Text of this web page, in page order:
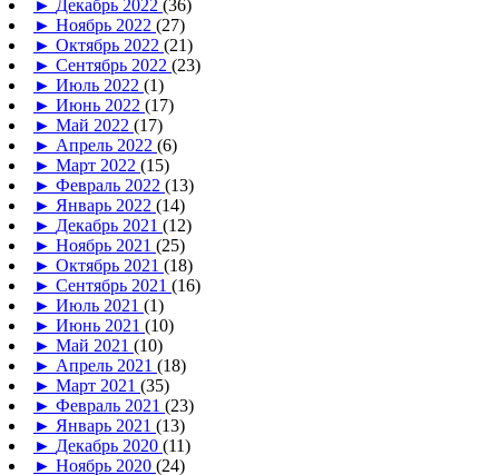
► Декабрь 2022 (36)
► Ноябрь 2022 (27)
► Октябрь 2022 (21)
► Сентябрь 2022 (23)
► Июль 2022 (1)
► Июнь 2022 (17)
► Май 2022 (17)
► Апрель 2022 (6)
► Март 2022 (15)
► Февраль 2022 (13)
► Январь 2022 (14)
► Декабрь 2021 (12)
► Ноябрь 2021 (25)
► Октябрь 2021 (18)
► Сентябрь 2021 (16)
► Июль 2021 (1)
► Июнь 2021 (10)
► Май 2021 (10)
► Апрель 2021 (18)
► Март 2021 (35)
► Февраль 2021 (23)
► Январь 2021 (13)
► Декабрь 2020 (11)
► Ноябрь 2020 (24)